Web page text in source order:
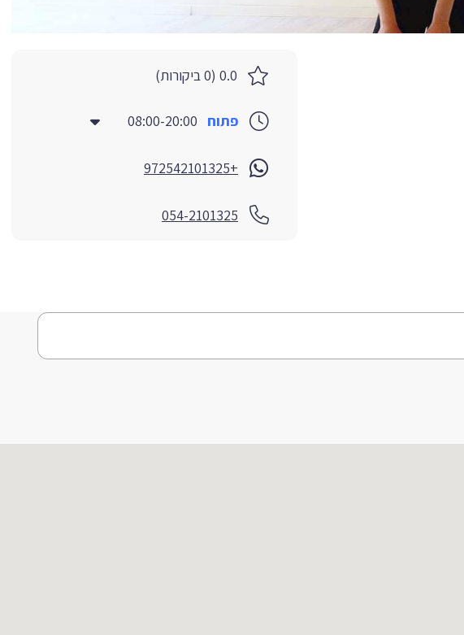
0.0 (0 ביקורות)
פתוח 08:00-20:00
+972542101325
054-2101325